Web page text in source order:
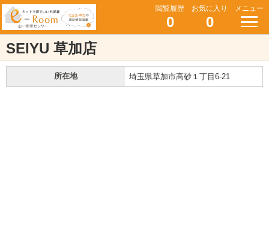
閲覧履歴
0
お気に入り
0
メニュー
SEIYU 草加店
所在地 埼玉県草加市高砂１丁目6-21